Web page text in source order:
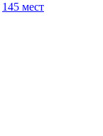
145 мест